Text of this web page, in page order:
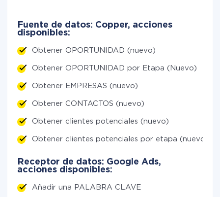
Fuente de datos: Copper, acciones
disponibles:
Obtener OPORTUNIDAD (nuevo)
Obtener OPORTUNIDAD por Etapa (Nuevo)
Obtener EMPRESAS (nuevo)
Obtener CONTACTOS (nuevo)
Obtener clientes potenciales (nuevo)
Obtener clientes potenciales por etapa (nuevo)
Receptor de datos: Google Ads,
acciones disponibles:
Añadir una PALABRA CLAVE